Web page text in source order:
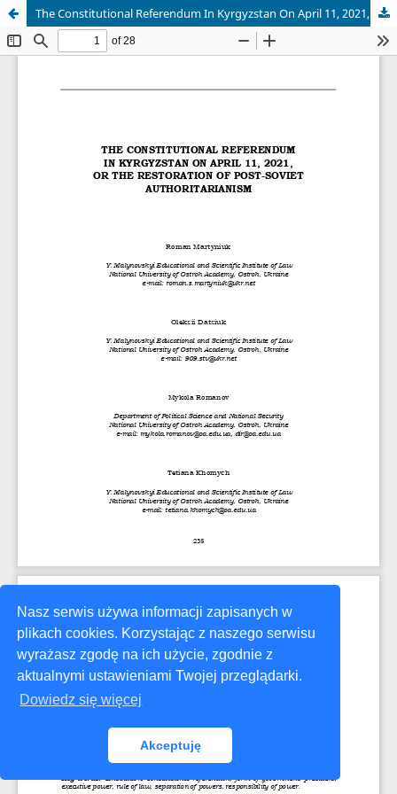
Nasz serwis używa informacji zapisanych w
plikach cookies. Korzystając z naszego serwisu
wyrażasz zgodę na ich użycie, zgodnie z
aktualnymi ustawieniami Twojej przeglądarki.
Dowiedz się więcej
Akceptuję
The Constitutional Referendum In Kyrgyzstan On April 11, 2021, Or The Restoration Of Post-Soviet Authoritarianism